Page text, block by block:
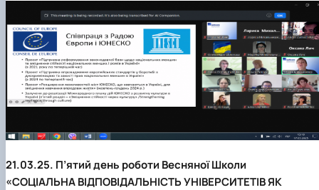
21.03.25. П’ятий день роботи Весняної Школи
«СОЦІАЛЬНА ВІДПОВІДАЛЬНІСТЬ УНІВЕРСИТЕТІВ ЯК